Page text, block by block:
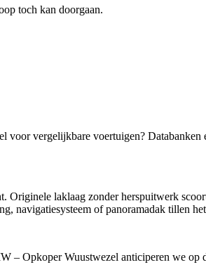
toch kan doorgaan.
voor vergelijkbare voertuigen? Databanken
laklaag zonder herspuitwerk
navigatiesysteem of panoramadak tillen
– Opkoper Wuustwezel anticiperen we op